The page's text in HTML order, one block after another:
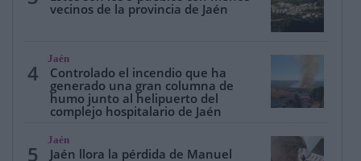
vecinos de la provincia de Jaén
4
Jaén
Controlado el incendio que ha
generado una gran columna de
humo junto al helipuerto del
complejo hospitalario de Jaén
5
Jaén
Jaén llora la pérdida de Manuel